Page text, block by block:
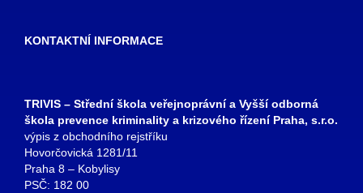
KONTAKTNÍ INFORMACE
TRIVIS – Střední škola veřejnoprávní a Vyšší odborná
škola prevence kriminality a krizového řízení Praha, s.r.o.
výpis z obchodního rejstříku
Hovorčovická 1281/11
Praha 8 – Kobylisy
PSČ: 182 00